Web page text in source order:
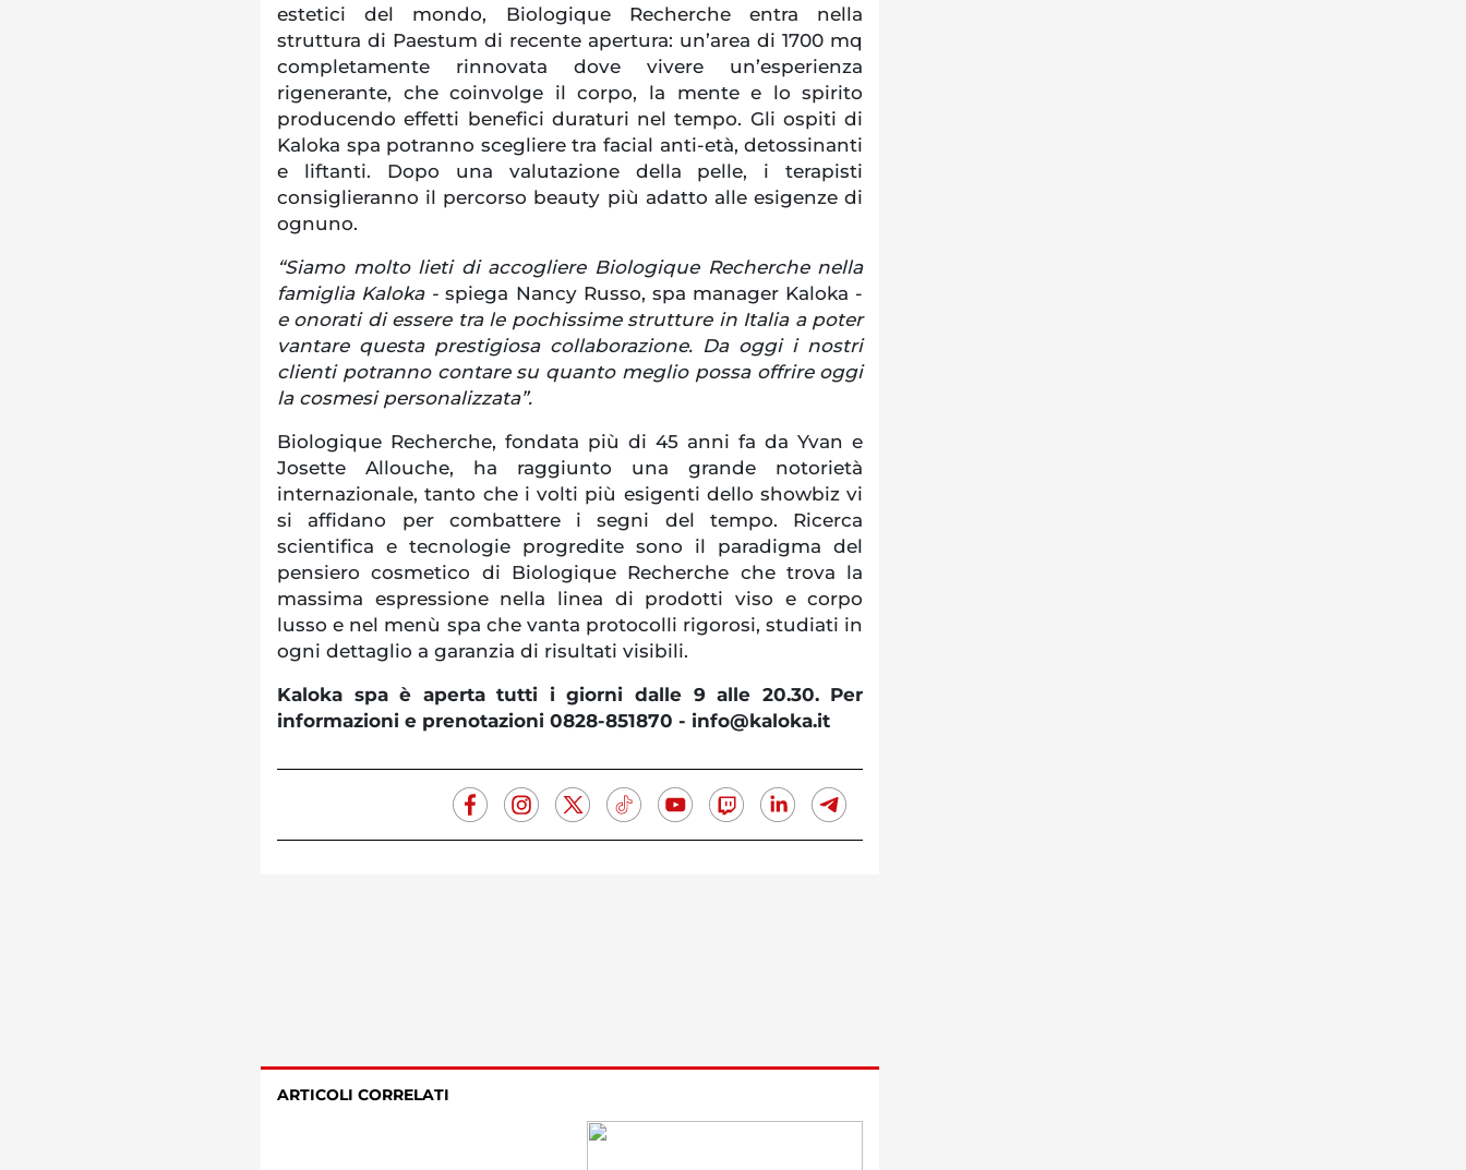
estetici del mondo, Biologique Recherche entra nella
struttura di Paestum di recente apertura: un’area di 1700 mq
completamente rinnovata dove vivere un’esperienza
rigenerante, che coinvolge il corpo, la mente e lo spirito
producendo effetti benefici duraturi nel tempo. Gli ospiti di
Kaloka spa potranno scegliere tra facial anti-età, detossinanti
e liftanti. Dopo una valutazione della pelle, i terapisti
consiglieranno il percorso beauty più adatto alle esigenze di
ognuno.
“Siamo molto lieti di accogliere Biologique Recherche nella
famiglia Kaloka - spiega Nancy Russo, spa manager Kaloka -
e onorati di essere tra le pochissime strutture in Italia a poter
vantare questa prestigiosa collaborazione. Da oggi i nostri
clienti potranno contare su quanto meglio possa offrire oggi
la cosmesi personalizzata”.
Biologique Recherche, fondata più di 45 anni fa da Yvan e
Josette Allouche, ha raggiunto una grande notorietà
internazionale, tanto che i volti più esigenti dello showbiz vi
si affidano per combattere i segni del tempo. Ricerca
scientifica e tecnologie progredite sono il paradigma del
pensiero cosmetico di Biologique Recherche che trova la
massima espressione nella linea di prodotti viso e corpo
lusso e nel menù spa che vanta protocolli rigorosi, studiati in
ogni dettaglio a garanzia di risultati visibili.
Kaloka spa è aperta tutti i giorni dalle 9 alle 20.30. Per
informazioni e prenotazioni 0828-851870 - info@kaloka.it
ARTICOLI CORRELATI